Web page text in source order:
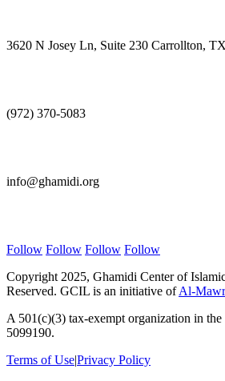
3620 N Josey Ln, Suite 230 Carrollton,
(972) 370-5083
info@ghamidi.org
Follow Follow Follow Follow
Copyright 2025, Ghamidi Center of
Reserved. GCIL is an initiative ofAl-
A 501(c)(3) tax-exempt organization in
5099190.
Terms of Use|Privacy Policy